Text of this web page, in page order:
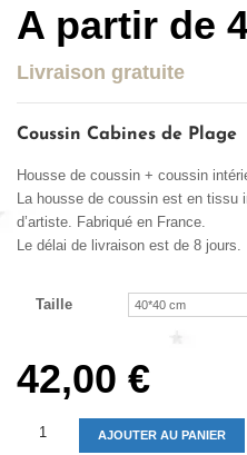
A partir de
Livraison gratuite
Coussin Cabines de Plage
Housse de coussin + coussin
La housse de coussin est en tissu
d’artiste. Fabriqué en France.
Le délai de livraison est de 8 jours.
Taille
42,00 €
AJOUTER AU PANIER